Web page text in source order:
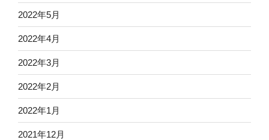
2022年5月
2022年4月
2022年3月
2022年2月
2022年1月
2021年12月